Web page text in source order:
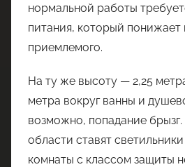
нормальной работы
питания, который
приемлемого.
На ту же высоту — 2,25
метра вокруг ванны и
возможно, попадание
области ставят
комнаты с классом защиты